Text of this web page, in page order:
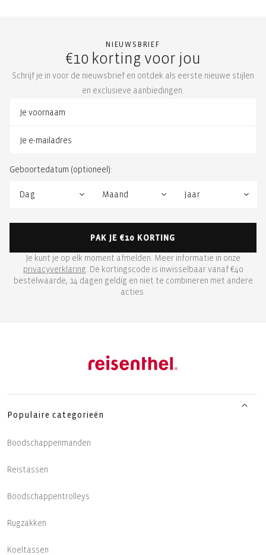
NIEUWSBRIEF
€10 korting voor jou
Schrijf je in voor de nieuwsbrief en ontdek als eerste nieuwe stijlen
en exclusieve aanbiedingen.
Geboortedatum (optioneel):
PAK JE €10 KORTING
Je kunt je op elk moment afmelden. Meer informatie in onze
privacyverklaring. De kortingscode is inwisselbaar vanaf €40
bestelwaarde, 14 dagen geldig en niet te combineren met andere
acties.
Populaire categorieën
Boodschappenmanden
Reistassen
Boodschappentrolleys
Rugzakken
Koeltassen